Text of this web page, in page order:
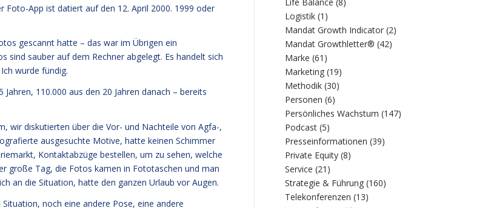
App ist datiert auf den 12. April 2000. 1999 oder
gescannt hatte – das war im Übrigen ein
sind sauber auf dem Rechner abgelegt. Es handelt sich
wurde fündig.
110.000 aus den 20 Jahren danach – bereits
wir diskutierten über die Vor- und Nachteile von Agfa-,
ausgesuchte Motive, hatte keinen Schimmer
Kontaktabzüge bestellen, um zu sehen, welche
große Tag, die Fotos kamen in Fototaschen und man
an die Situation, hatte den ganzen Urlaub vor Augen.
noch eine andere Pose, eine andere
Logistik (1)
Mandat Growth Indicator (2)
Mandat Growthletter® (42)
Marke (61)
Marketing (19)
Methodik (30)
Personen (6)
Persönliches Wachstum (147)
Podcast (5)
Presseinformationen (39)
Private Equity (8)
Service (21)
Strategie & Führung (160)
Telekonferenzen (13)